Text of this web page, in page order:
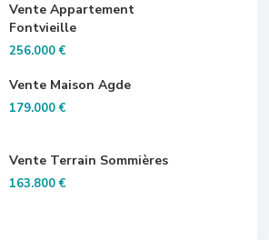
Vente Appartement
Fontvieille
256.000 €
Vente Maison Agde
179.000 €
Vente Terrain Sommières
163.800 €